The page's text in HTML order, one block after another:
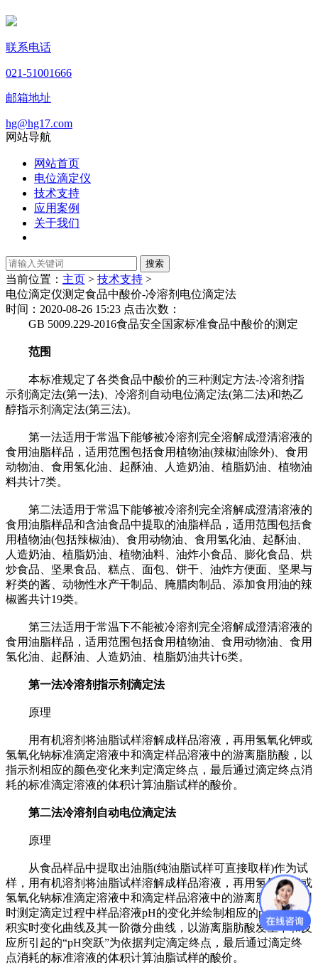
联系电话
021-51001666
邮箱地址
hg@hg17.com
网站导航
网站首页
电位滴定仪
技术支持
应用案例
关于我们
当前位置： 主页 > 技术支持 >
电位滴定仪测定食品中酸价-冷溶剂电位滴定法
时间：2020-08-26 15:23 点击次数：
GB 5009.229-2016食品安全国家标准食品中酸价的测定
范围
本标准规定了各类食品中酸价的三种测定方法-冷溶剂指
示剂滴定法(第一法)、冷溶剂自动电位滴定法(第二法)和热乙
醇指示剂滴定法(第三法)。
第一法适用于常温下能够被冷溶剂完全溶解成澄清溶液的
食用油脂样品，适用范围包括食用植物油(辣椒油除外)、食用
动物油、食用氢化油、起酥油、人造奶油、植脂奶油、植物油
料共计7类。
第二法适用于常温下能够被冷溶剂完全溶解成澄清溶液的
食用油脂样品和含油食品中提取的油脂样品，适用范围包括食
用植物油(包括辣椒油)、食用动物油、食用氢化油、起酥油、
人造奶油、植脂奶油、植物油料、油炸小食品、膨化食品、烘
炒食品、坚果食品、糕点、面包、饼干、油炸方便面、坚果与
籽类的酱、动物性水产干制品、腌腊肉制品、添加食用油的辣
椒酱共计19类。
第三法适用于常温下不能被冷溶剂完全溶解成澄清溶液的
食用油脂样品，适用范围包括食用植物油、食用动物油、食用
氢化油、起酥油、人造奶油、植脂奶油共计6类。
第一法冷溶剂指示剂滴定法
原理
用有机溶剂将油脂试样溶解成样品溶液，再用氢氧化钾或
氢氧化钠标准滴定溶液中和滴定样品溶液中的游离脂肪酸，以
指示剂相应的颜色变化来判定滴定终点，最后通过滴定终点消
耗的标准滴定溶液的体积计算油脂试样的酸价。
第二法冷溶剂自动电位滴定法
原理
从食品样品中提取出油脂(纯油脂试样可直接取样)作为试
样，用有机溶剂将油脂试样溶解成样品溶液，再用氢氧化钾或
氢氧化钠标准滴定溶液中和滴定样品溶液中的游离脂肪酸，同
时测定滴定过程中样品溶液pH的变化并绘制相应的pH-滴定体
积实时变化曲线及其一阶微分曲线，以游离脂肪酸发生中和反
应所引起的“pH突跃”为依据判定滴定终点，最后通过滴定终
点消耗的标准溶液的体积计算油脂试样的酸价。